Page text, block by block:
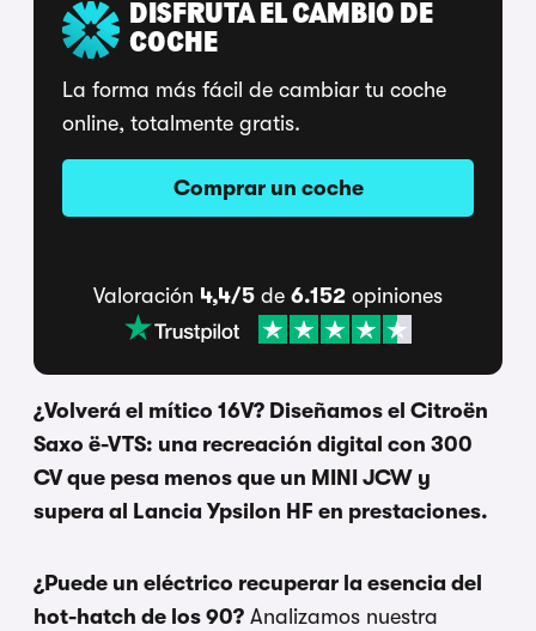
DISFRUTA EL CAMBIO DE
COCHE
La forma más fácil de cambiar tu coche
online, totalmente gratis.
Comprar un coche
Valoración 4,4/5 de 6.152 opiniones
¿Volverá el mítico 16V? Diseñamos el Citroën
Saxo ë-VTS: una recreación digital con 300
CV que pesa menos que un MINI JCW y
supera al Lancia Ypsilon HF en prestaciones.
¿Puede un eléctrico recuperar la esencia del
hot-hatch de los 90? Analizamos nuestra